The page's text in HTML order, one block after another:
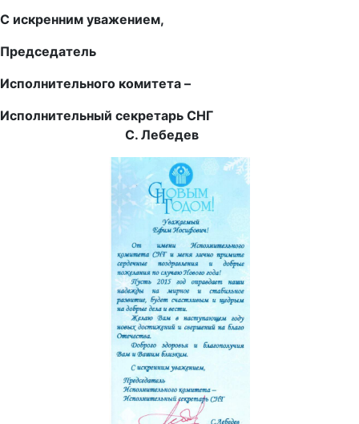
С искренним уважением,
Председатель
Исполнительного комитета –
Исполнительный секретарь СНГ
С. Лебедев